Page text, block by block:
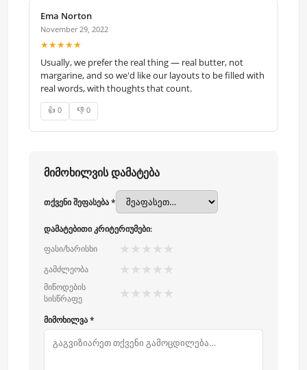
Ema Norton
November 29, 2022
★★★★★
Usually, we prefer the real thing — real butter, not
margarine, and so we'd like our layouts to be filled with
real words, with thoughts that count.
👍 0 👎 0
მიმოხილვის დამატება
თქვენი შეფასება *
დამატებითი კრიტერიუმები:
ფასი/ხარისხი
★ ★ ★ ★ ★
გამძლეობა ★ ★ ★ ★ ★
მიწოდების
სისწრაფე
★ ★ ★ ★ ★
მიმოხილვა *